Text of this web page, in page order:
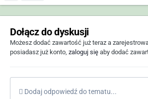
Dołącz do dyskusji
Możesz dodać zawartość już teraz a
posiadasz już konto, zaloguj się aby dodać
Dodaj odpowiedź do tematu...